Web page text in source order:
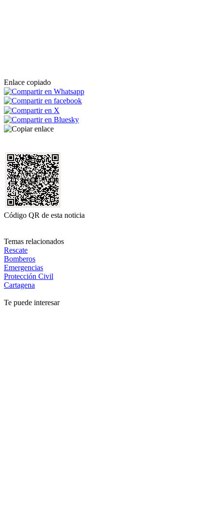
Enlace copiado
Código QR de esta noticia
Temas relacionados
Rescate
Bomberos
Emergencias
Protección Civil
Cartagena
Te puede interesar